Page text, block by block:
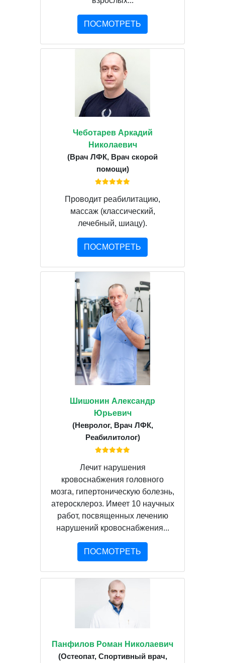
ПОСМОТРЕТЬ
Чеботарев Аркадий
Николаевич
(Врач ЛФК, Врач скорой
помощи)
Проводит реабилитацию,
массаж (классический,
лечебный, шиацу).
ПОСМОТРЕТЬ
Шишонин Александр
Юрьевич
(Невролог, Врач ЛФК,
Реабилитолог)
Лечит нарушения
кровоснабжения головного
мозга, гипертоническую болезнь,
атеросклероз. Имеет 10 научных
работ, посвященных лечению
нарушений кровоснабжения...
ПОСМОТРЕТЬ
Панфилов Роман Николаевич
(Остеопат, Спортивный врач,